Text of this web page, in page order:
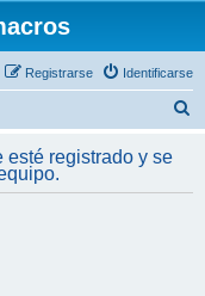
Identificarse
Registrarse
c
esté registrado y se